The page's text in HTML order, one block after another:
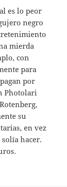
es lo peor
negro
mierda
con
para
por
Photolari
su
en vez
hacer.